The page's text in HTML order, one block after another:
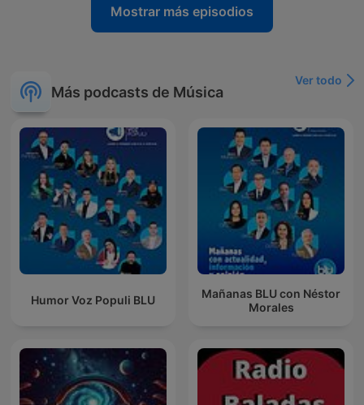
Mostrar más episodios
Más podcasts de Música
Ver todo
Humor Voz Populi BLU
Mañanas BLU con Néstor
Morales